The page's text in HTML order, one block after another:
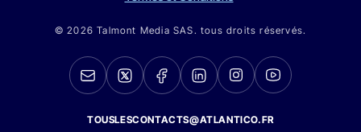
© 2026 Talmont Media SAS. tous droits réservés.
TOUSLESCONTACTS@ATLANTICO.FR